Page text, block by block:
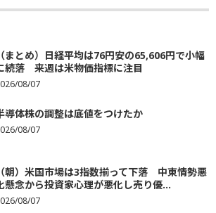
（まとめ）日経平均は76円安の65,606円で小幅
続落 来週は米物価指標に注目
08/07
導体株の調整は底値をつけたか
08/07
（朝）米国市場は3指数揃って下落 中東情勢悪
懸念から投資家心理が悪化し売り優...
08/07